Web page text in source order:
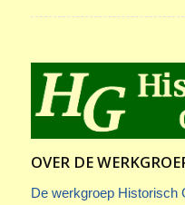
OVER DE
De werkgroep Historisch